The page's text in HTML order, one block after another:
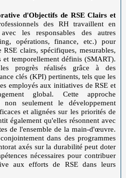
d'Objectifs de RSE Clairs et
des RH travaillent en
les responsables des autres
opérations, finance, etc.) pour
clairs, spécifiques, mesurables,
et temporellement définis (SMART).
progrès réalisés grâce à des
clés (KPI) pertinents, tels que les
employés aux initiatives de RSE et
global. Cette approche
non seulement le développement
et alignées sur les priorités de
également qu'elles résonnent avec
de l'ensemble de la main-d'œuvre.
dans des programmes
axés sur la durabilité peut doter
nécessaires pour contribuer
aux efforts de RSE dans leurs